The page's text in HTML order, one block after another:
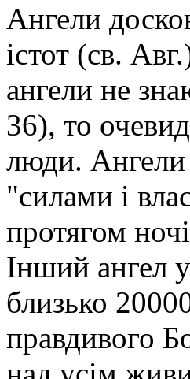
Ангели
істот (св.
ангели не
36), то
люди. Ангели
"силами і
протягом
Інший ангел
близько
правдивого